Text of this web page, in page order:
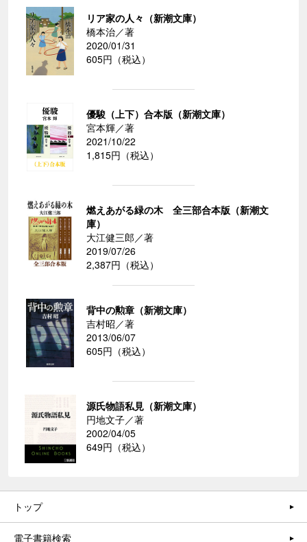
リア家の人々（新潮文庫）
橋本治／著
2020/01/31
605円（税込）
優駿（上下）合本版（新潮文庫）
宮本輝／著
2021/10/22
1,815円（税込）
燃えあがる緑の木 全三部合本版（新潮文
庫）
大江健三郎／著
2019/07/26
2,387円（税込）
背中の勲章（新潮文庫）
吉村昭／著
2013/06/07
605円（税込）
源氏物語私見（新潮文庫）
円地文子／著
2002/04/05
649円（税込）
トップ
電子書籍検索